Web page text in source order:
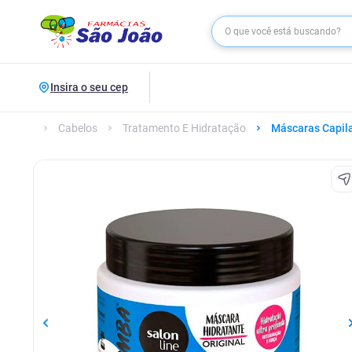
Insira o seu cep
Cabelos Tratamento E Hidratação Máscaras